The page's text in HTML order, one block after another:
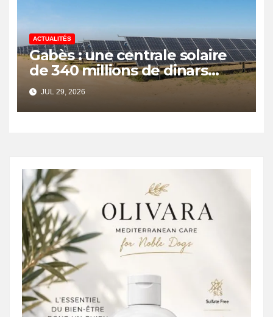
ACTUALITÉS
Gabès : une centrale solaire
de 340 millions de dinars
pour renforcer la transition
énergétique et créer 400
emplois
JUL 29, 2026